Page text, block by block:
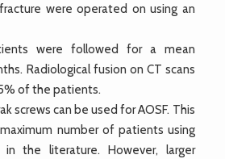
were operated on using an
were followed for a mean
Radiological fusion on CT scans
of the patients.
screws can be used for AOSF. This
number of patients using
the literature. However, larger